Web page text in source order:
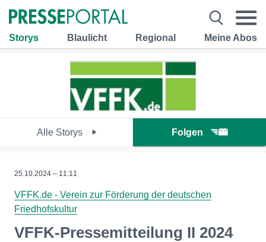
Storys Blaulicht Regional Meine Abos
Alle Storys Folgen
25.10.2024 – 11:11
VFFK.de - Verein zur Förderung der deutschen
Friedhofskultur
VFFK-Pressemitteilung II 2024